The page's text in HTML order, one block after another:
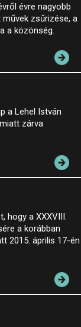
évre nagyobb
zsűrizése, a
a közönség.
a Lehel István
zárva
hogy a XXXVIII.
a korábban
2015. április 17-én